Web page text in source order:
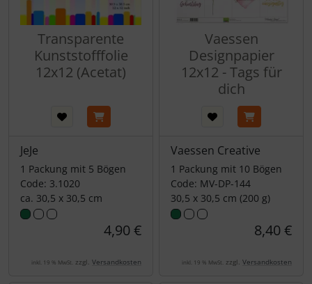
Transparente
Kunststofffolie
12x12 (Acetat)
JeJe
1 Packung mit 5 Bögen
Code: 3.1020
ca. 30,5 x 30,5 cm
4,90 €
inkl. 19 % MwSt. zzgl. Versandkosten
Vaessen
Designpapier
12x12 - Tags für
dich
Vaessen Creative
1 Packung mit 10 Bögen
Code: MV-DP-144
30,5 x 30,5 cm (200 g)
8,40 €
inkl. 19 % MwSt. zzgl. Versandkosten